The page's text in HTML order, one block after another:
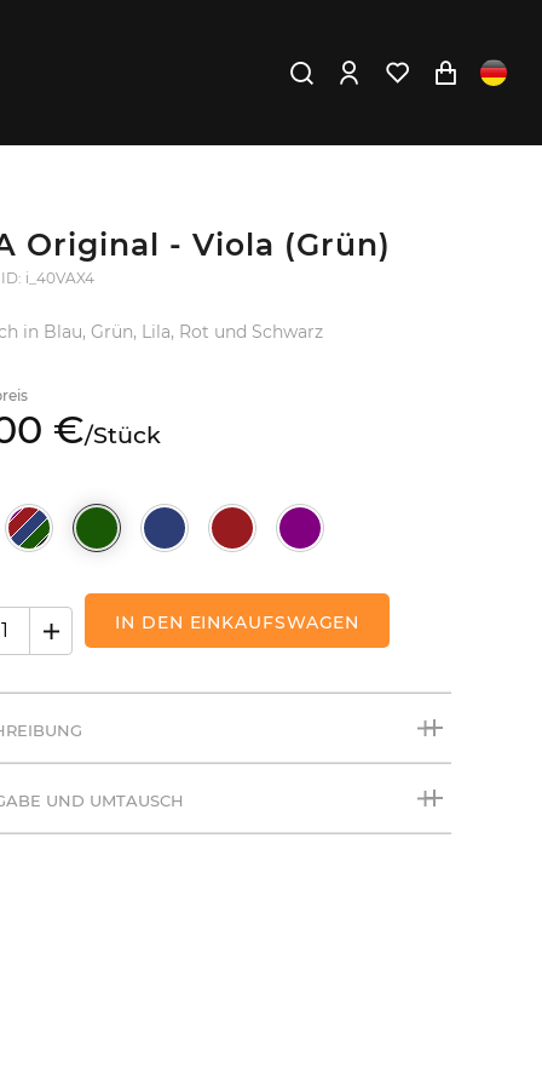
Original - Viola (Grün)
i_40VAX4
in Blau, Grün, Lila, Rot und Schwarz
€/Stück
IN DEN EINKAUFSWAGEN
UND UMTAUSCH